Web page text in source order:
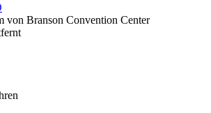
von Branson Convention Center